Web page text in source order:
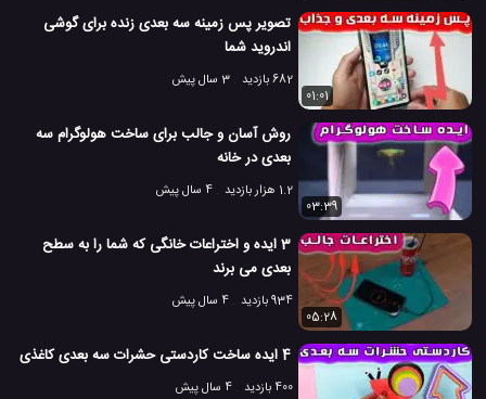
تصویر پس زمینه سه بعدی زنده برای گوشی
اندروید شما
682 بازدید
3 سال پیش
01:01
روش آسان و جالب برای ساخت هولوگرام سه
بعدی در خانه
1.2 هزار بازدید
4 سال پیش
03:39
3 ایده و اختراعات خانگی که شما را به سطح
بعدی می برند
934 بازدید
4 سال پیش
05:28
4 ایده ساخت کاردستی حشرات سه بعدی کاغذی
400 بازدید 4 سال پیش